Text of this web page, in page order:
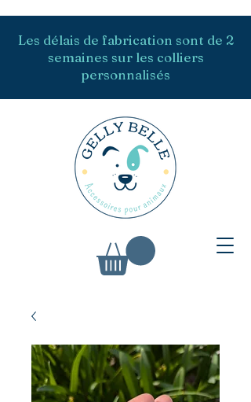
Les délais de fabrication sont de 2
semaines sur les colliers
personnalisés